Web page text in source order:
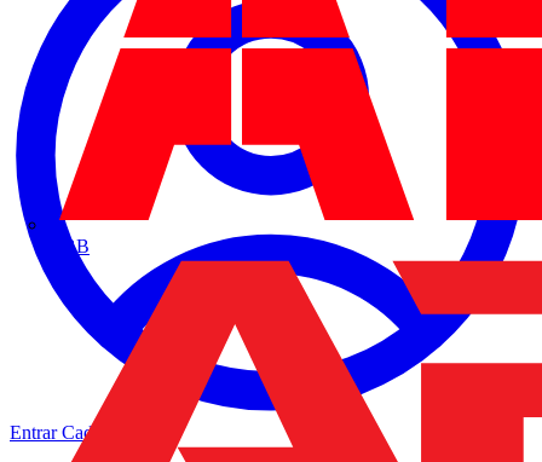
ABB
EntrarCadastrar